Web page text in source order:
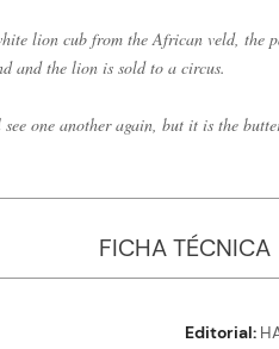
lion cub from the African veld,
and the lion is sold to a circus.
one another again, but it is the
FICHA TÉCNICA
Editorial